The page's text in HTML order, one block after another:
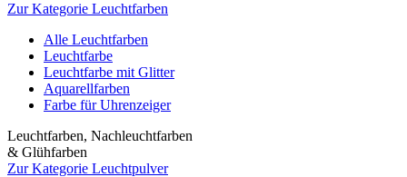
Zur Kategorie Leuchtfarben
Alle Leuchtfarben
Leuchtfarbe
Leuchtfarbe mit Glitter
Aquarellfarben
Farbe für Uhrenzeiger
Leuchtfarben, Nachleuchtfarben
& Glühfarben
Zur Kategorie Leuchtpulver